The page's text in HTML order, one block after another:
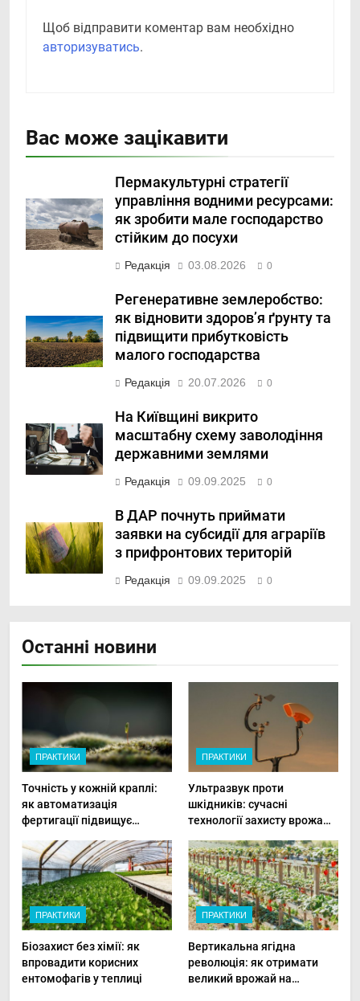
Щоб відправити коментар вам необхідно
авторизуватись.
Вас може зацікавити
Пермакультурні стратегії
управління водними ресурсами:
як зробити мале господарство
стійким до посухи
Редакція 03.08.2026 0
Регенеративне землеробство:
як відновити здоров’я ґрунту та
підвищити прибутковість
малого господарства
Редакція 20.07.2026 0
На Київщині викрито
масштабну схему заволодіння
державними землями
Редакція 09.09.2025 0
В ДАР почнуть приймати
заявки на субсидії для аграріїв
з прифронтових територій
Редакція 09.09.2025 0
Останні новини
ПРАКТИКИ
Точність у кожній краплі:
як автоматизація
фертигації підвищує
ПРАКТИКИ
Ультразвук проти
шкідників: сучасні
технології захисту врожаю
ПРАКТИКИ
Біозахист без хімії: як
впровадити корисних
ентомофагів у теплиці
ПРАКТИКИ
Вертикальна ягідна
революція: як отримати
великий врожай на